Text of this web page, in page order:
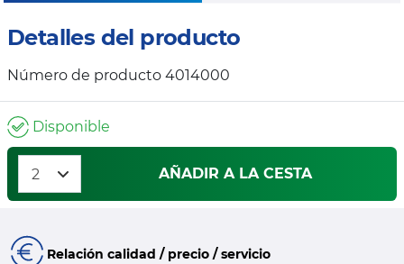
Detalles del producto
Número de producto 4014000
Disponible
AÑADIR A LA CESTA
Relación calidad / precio / servicio